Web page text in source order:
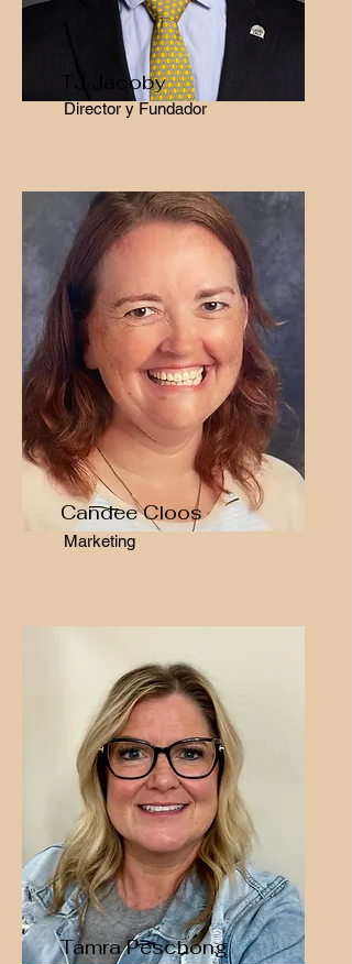
TJ Jacoby
Director y Fundador
Candee Cloos
Marketing
Tamra Peschong